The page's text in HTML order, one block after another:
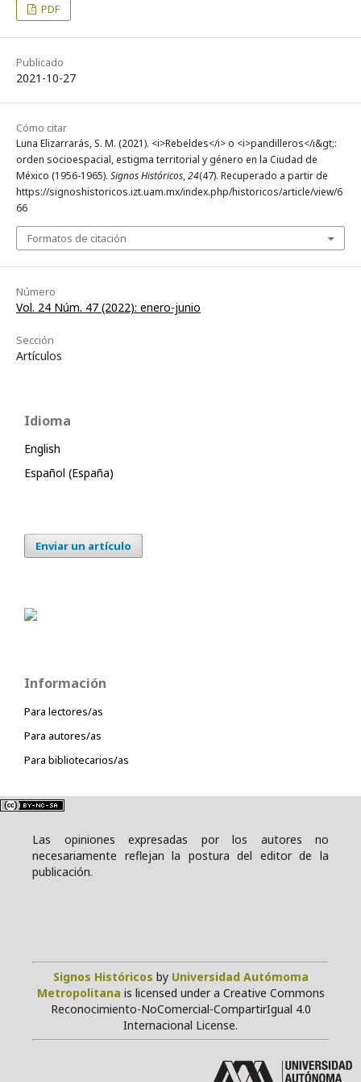
PDF
Publicado
2021-10-27
Cómo citar
Luna Elizarrarás, S. M. (2021). <i>Rebeldes</i> o <i>pandilleros</i&gt;:
orden socioespacial, estigma territorial y género en la Ciudad de
México (1956-1965). Signos Históricos,24(47). Recuperado a partir de
https://signoshistoricos.izt.uam.mx/index.php/historicos/article/view/6
66
Formatos de citación
Número
Vol. 24 Núm. 47 (2022): enero-junio
Sección
Artículos
Idioma
English
Español (España)
Enviar un artículo
Información
Para lectores/as
Para autores/as
Para bibliotecarios/as
Las opiniones expresadas por los autores no
necesariamente reflejan la postura del editor de la
publicación.
Signos Históricos by Universidad Autómoma
Metropolitana is licensed under a Creative Commons
Reconocimiento-NoComercial-CompartirIgual 4.0
Internacional License.